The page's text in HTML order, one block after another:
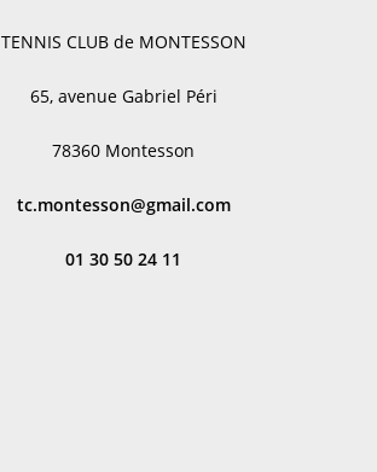
TENNIS CLUB de MONTESSON
65, avenue Gabriel Péri
78360 Montesson
tc.montesson@gmail.com
01 30 50 24 11